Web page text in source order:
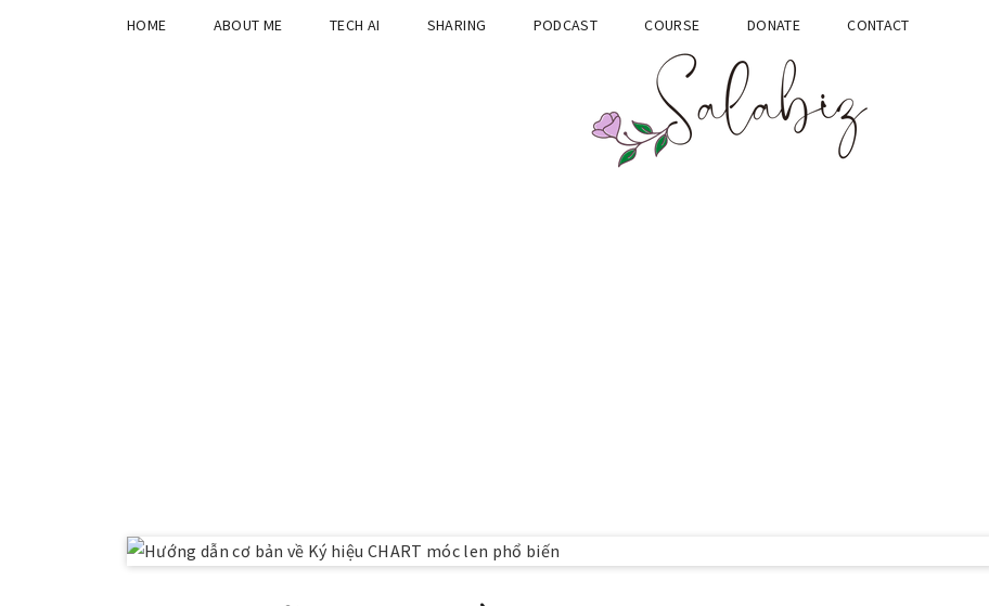
HOME ABOUT ME TECH AI SHARING PODCAST COURSE DONATE CONTACT